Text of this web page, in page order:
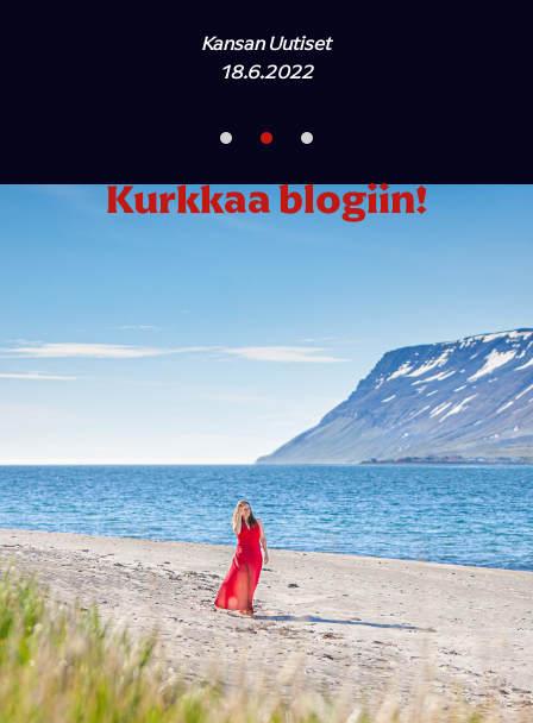
Kansan Uutiset
18.6.2022
Kurkkaa blogiin!